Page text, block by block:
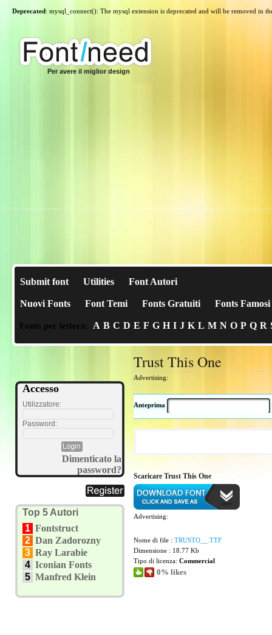
Deprecated: mysql_connect(): The mysql extension is deprecated and will be removed in
Per avere il miglior design
Submit font Utilities Font Autori
Nuovi Fonts Font Temi Fonts Gratuiti Fonts Famosi
Fonts per lettera: A B C D E F G H I J K L M N O P Q R
Accesso
Utilizzatore:
Password:
Dimenticato la
password?
Top 5 Autori
1 Fontstruct
2 Dan Zadorozny
3 Ray Larabie
4 Iconian Fonts
5 Manfred Klein
Trust This One
Advertising:
Anteprima
Scaricare Trust This One
Advertising:
Nome di file : TRUSTO__.TTF
Dimensione : 18.77 Kb
Tipo di licenza: Commercial
0% likes